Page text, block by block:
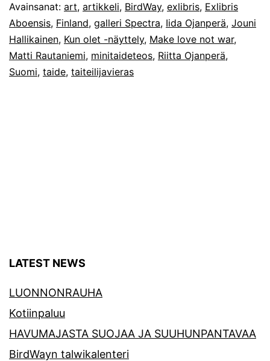
Avainsanat: art, artikkeli, BirdWay, exlibris, Exlibris
Aboensis, Finland, galleri Spectra, Iida Ojanperä, Jouni
Hallikainen, Kun olet -näyttely, Make love not war,
Matti Rautaniemi, minitaideteos, Riitta Ojanperä,
Suomi, taide, taiteilijavieras
LATEST NEWS
LUONNONRAUHA
Kotiinpaluu
HAVUMAJASTA SUOJAA JA SUUHUNPANTAVAA
BirdWayn talwikalenteri